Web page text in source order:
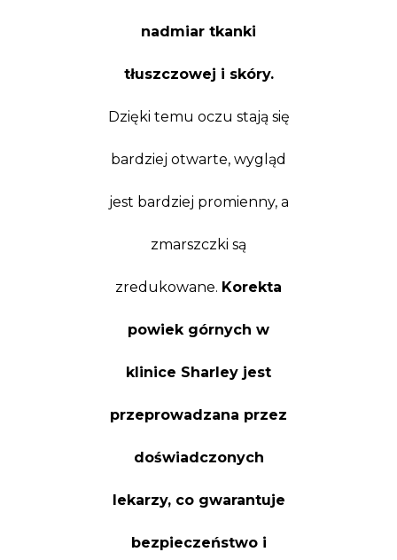
nadmiar tkanki
tłuszczowej i skóry.
Dzięki temu oczu stają się
bardziej otwarte, wygląd
jest bardziej promienny, a
zmarszczki są
zredukowane. Korekta
powiek górnych w
klinice Sharley jest
przeprowadzana przez
doświadczonych
lekarzy, co gwarantuje
bezpieczeństwo i